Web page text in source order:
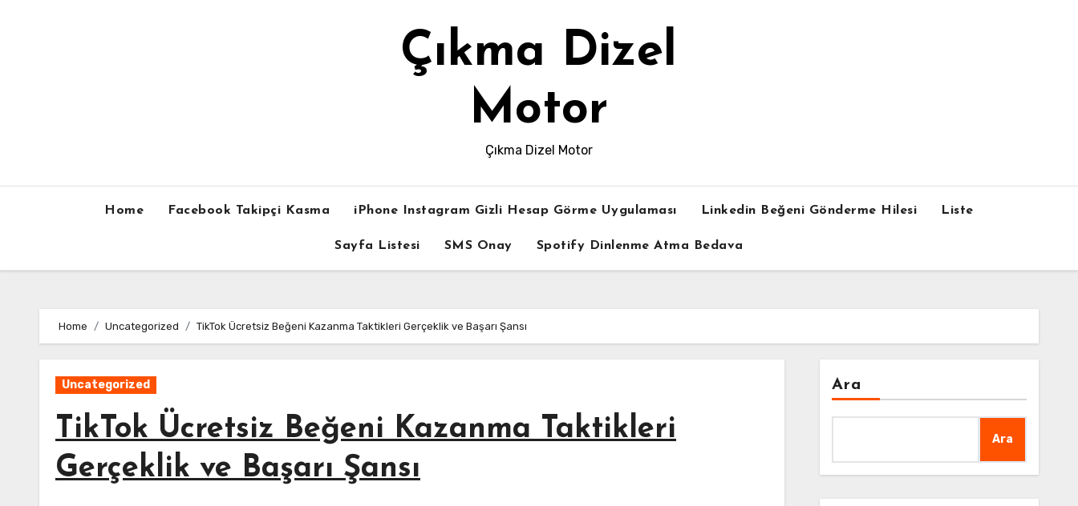
Çıkma Dizel
Motor
Çıkma Dizel Motor
Home Facebook Takipçi Kasma iPhone Instagram Gizli Hesap Görme Uygulaması Linkedin Beğeni Gönderme Hilesi Liste
Sayfa Listesi SMS Onay Spotify Dinlenme Atma Bedava
Home Uncategorized TikTok Ücretsiz Beğeni Kazanma Taktikleri Gerçeklik ve Başarı Şansı
Uncategorized
TikTok Ücretsiz Beğeni Kazanma Taktikleri
Gerçeklik ve Başarı Şansı
Ara
Ara